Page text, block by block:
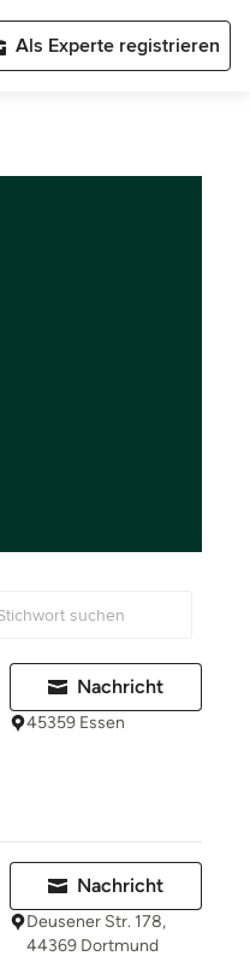
Als Experte registrieren
Nachricht
45359 Essen
Nachricht
Deusener Str. 178,
44369 Dortmund